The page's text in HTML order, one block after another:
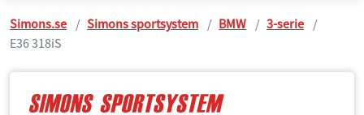
Simons.se Simons sportsystem BMW
3-serie
E36 318iS